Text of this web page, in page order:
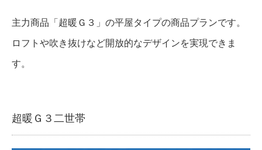
主力商品「超暖Ｇ３」の平屋タイプの商品プランです。
ロフトや吹き抜けなど開放的なデザインを実現できま
す。
超暖Ｇ３二世帯